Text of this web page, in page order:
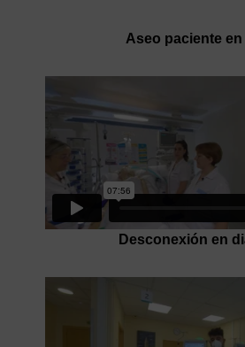
Aseo paciente en
Desconexión en